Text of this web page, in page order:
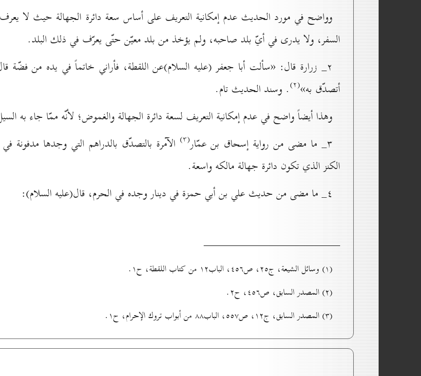
وواضح في مورد الحديث عدم إمكانية التعريف على أساس سعة دائرة الجهالة حيث لا
السفر، ولا يدرى في أيّ بلد صاحبه، ولم يؤخذ من بلد معيّن حتّى يعرّف في ذلك البلد.
۲_ زرارة قال: «سألت أبا جعفر (علیه السلام)عن اللقطة، فأراني خاتماً في يده من فضّة
أتصدّق به»(۲)
. وسند الحديث تام.
وهذا أيضاً واضح في عدم إمكانية التعريف لسعة دائرة الجهالة والغموض؛ لأنّه ممّا جاء به
۳_ ما مضى من رواية إسحاق بن عمّار
(۳)
الآمرة بالتصدّق بالدراهم التي وجدها
الكنز الذي تكون دائرة جهالة مالكه واسعة.
٤_ ما مضى من حديث علي بن أبي حمزة في دينار وجده في الحرم، قال(علیه السلام):
(۱) وسائل الشيعة، ج۲٥، ص٤٥٦، الباب۱۲ من كتاب اللقطة، ح۱.
(۲) المصدر السابق، ص٤٥٦، ح۲.
(۳) المصدر السابق، ج۱۲، ص٥٥۷، الباب۸۸ من أبواب تروك الإحرام، ح۱.